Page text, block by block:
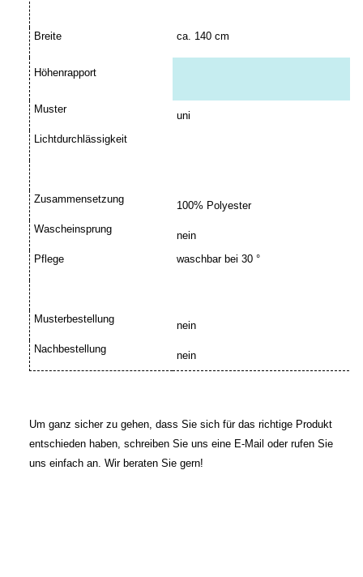
Breite ca. 140 cm
Höhenrapport
Muster
uni
Lichtdurchlässigkeit
Zusammensetzung
100% Polyester
Wascheinsprung
nein
Pflege
waschbar bei 30 °
Musterbestellung
nein
Nachbestellung
nein
Um ganz sicher zu gehen, dass Sie sich für das richtige Produkt
entschieden haben, schreiben Sie uns eine E-Mail oder rufen Sie
uns einfach an. Wir beraten Sie gern!